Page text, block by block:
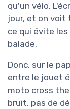
qu'un vélo.
jour, et on voit
ce qui évite
balade.
Donc, sur le
entre le jouet
moto cross
bruit, pas de